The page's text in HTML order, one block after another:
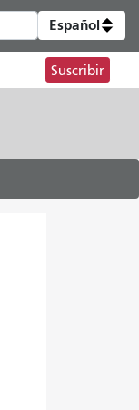
Español
Suscribir